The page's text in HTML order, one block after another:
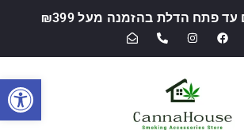
פתח הדלת בהזמנה מעל ₪399
פתח